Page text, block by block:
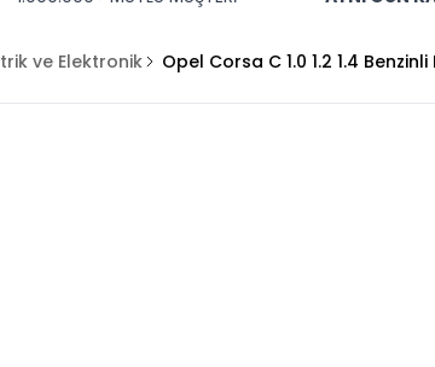
ve Elektronik Opel Corsa C 1.0 1.2 1.4